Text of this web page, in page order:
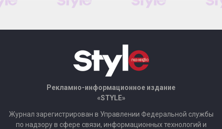
Рекламно-информационное издание
«STYLE»
Журнал зарегистрирован в Управлении Федеральной службы
по надзору в сфере связи, информационных технологий и